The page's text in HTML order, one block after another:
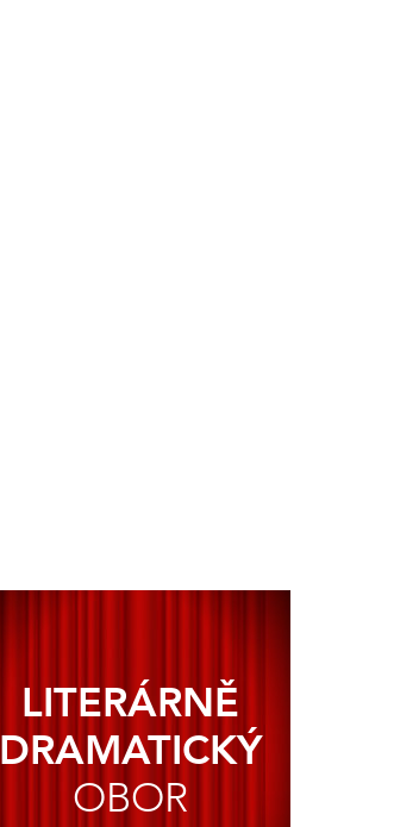
LITERÁRNĚ
DRAMATICKÝ
OBOR